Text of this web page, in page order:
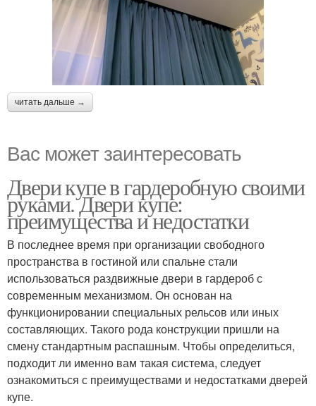
читать дальше →
Вас может заинтересовать
Двери купе в гардеробную своими
руками. Двери купе:
преимущества и недостатки
В последнее время при организации свободного
пространства в гостиной или спальне стали
использоваться раздвижные двери в гардероб с
современным механизмом. Он основан на
функционировании специальных рельсов или иных
составляющих. Такого рода конструкции пришли на
смену стандартным распашным. Чтобы определиться,
подходит ли именно вам такая система, следует
ознакомиться с преимуществами и недостатками дверей
купе.